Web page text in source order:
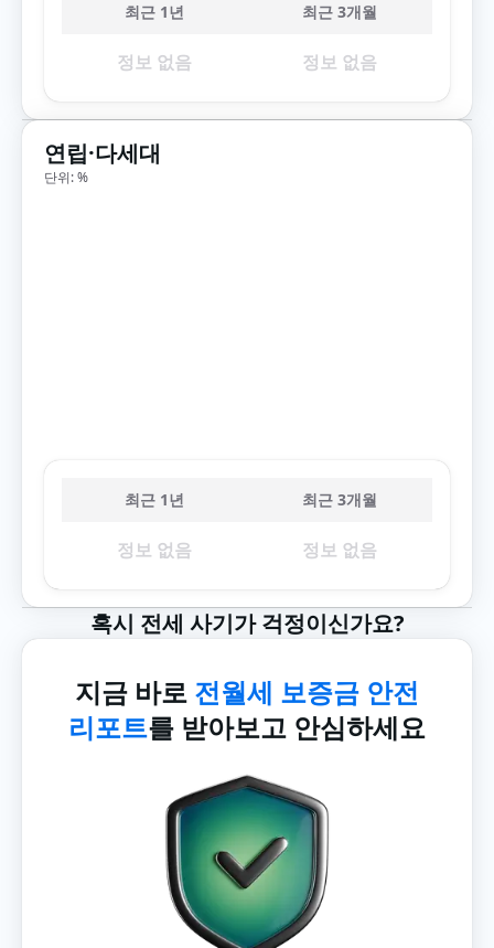
최근 1년 최근 3개월
정보 없음 정보 없음
연립·다세대
단위: %
최근 1년 최근 3개월
정보 없음 정보 없음
혹시 전세 사기가 걱정이신가요?
지금 바로 전월세 보증금 안전
리포트를 받아보고 안심하세요